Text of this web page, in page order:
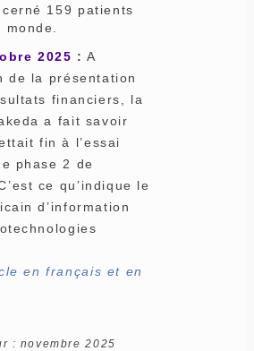
159 patients
2025 : A
de la présentation
financiers, la
a fait savoir
fin à l’essai
phase 2 de
ce qu’indique le
d’information
en français et en
: novembre 2025